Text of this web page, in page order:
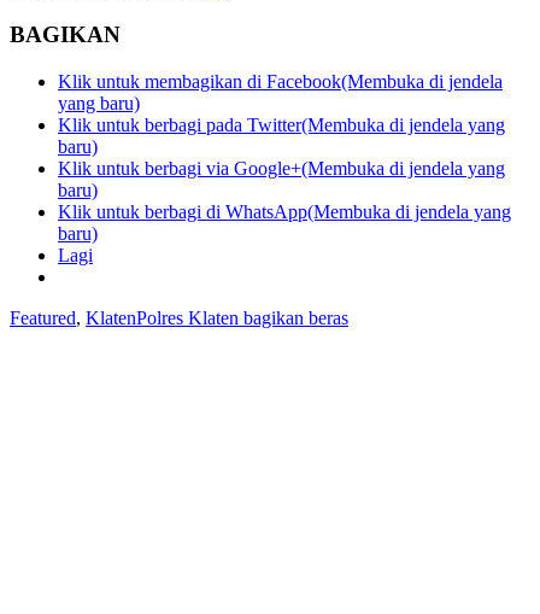
BAGIKAN
Klik untuk membagikan di Facebook(Membuka di jendela
yang baru)
Klik untuk berbagi pada Twitter(Membuka di jendela yang
baru)
Klik untuk berbagi via Google+(Membuka di jendela yang
baru)
Klik untuk berbagi di WhatsApp(Membuka di jendela yang
baru)
Lagi
Featured, KlatenPolres Klaten bagikan beras